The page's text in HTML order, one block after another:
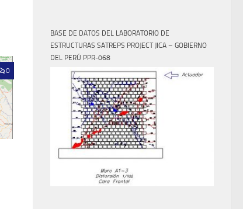
0
BASE DE DATOS DEL LABORATORIO DE
ESTRUCTURAS SATREPS PROJECT JICA – GOBIERNO
DEL PERÚ PPR-068